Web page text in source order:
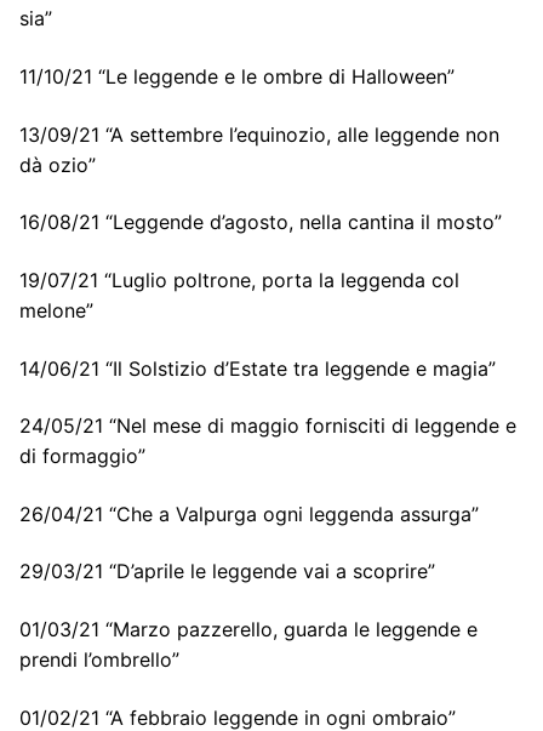
sia”
11/10/21 “Le leggende e le ombre di Halloween”
13/09/21 “A settembre l’equinozio, alle leggende non
dà ozio”
16/08/21 “Leggende d’agosto, nella cantina il mosto”
19/07/21 “Luglio poltrone, porta la leggenda col
melone”
14/06/21 “Il Solstizio d’Estate tra leggende e magia”
24/05/21 “Nel mese di maggio fornisciti di leggende e
di formaggio”
26/04/21 “Che a Valpurga ogni leggenda assurga”
29/03/21 “D’aprile le leggende vai a scoprire”
01/03/21 “Marzo pazzerello, guarda le leggende e
prendi l’ombrello”
01/02/21 “A febbraio leggende in ogni ombraio”